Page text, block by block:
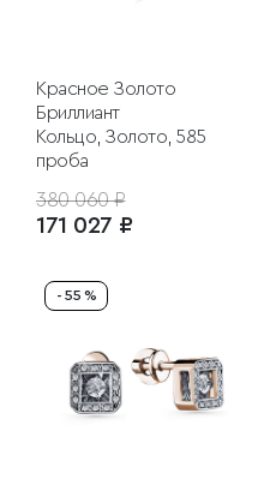
Красное Золото
Бриллиант
Кольцо, Золото, 585
проба
380 060 ₽
171 027 ₽
- 55 %